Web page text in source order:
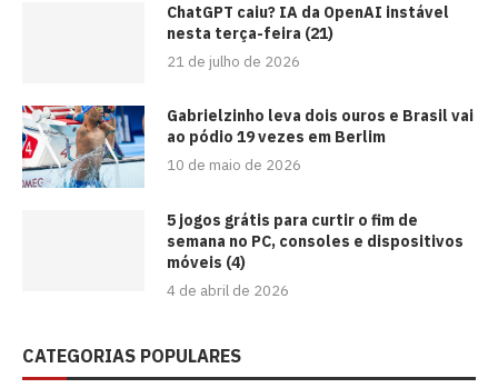
ChatGPT caiu? IA da OpenAI instável
nesta terça-feira (21)
21 de julho de 2026
Gabrielzinho leva dois ouros e Brasil vai
ao pódio 19 vezes em Berlim
10 de maio de 2026
5 jogos grátis para curtir o fim de
semana no PC, consoles e dispositivos
móveis (4)
4 de abril de 2026
CATEGORIAS POPULARES